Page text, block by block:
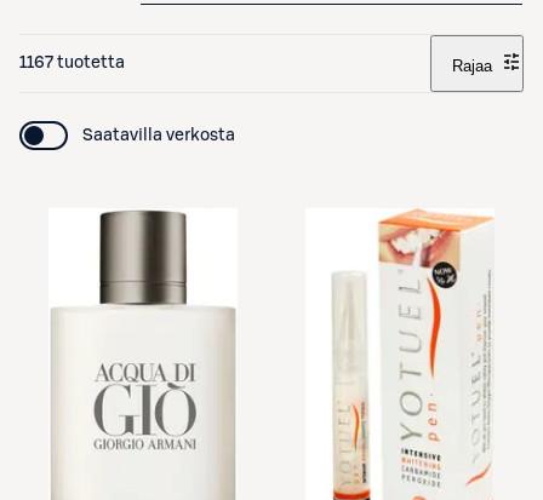
1167 tuotetta Rajaa
Saatavilla verkosta